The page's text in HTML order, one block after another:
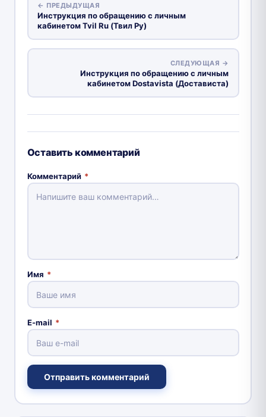
← ПРЕДЫДУЩАЯ
Инструкция по обращению с личным
кабинетом Tvil Ru (Твил Ру)
СЛЕДУЮЩАЯ →
Инструкция по обращению с личным
кабинетом Dostavista (Достависта)
Оставить комментарий
Комментарий *
Имя *
E-mail *
Отправить комментарий